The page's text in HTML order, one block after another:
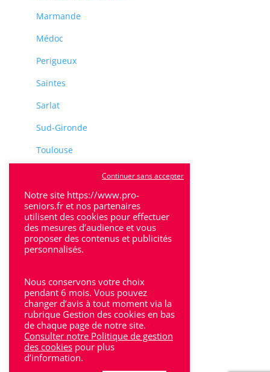
Marmande
Médoc
Perigueux
Saintes
Sarlat
Sud-Gironde
Toulouse
Villeneuve-Sur-Lot
Bron
Lyon
Lyon 6
Villeurbanne
Notre site https://www.pro-
seniors.fr et nos partenaires
utilisent des cookies pour effectuer
des mesures d’audience et vous
proposer des contenus et publicités
personnalisés.
Nous conservons votre choix
pendant 6 mois. Vous pouvez
changer d’avis à tout moment via la
rubrique Gestion des cookies en bas
de chaque page de notre site.
Consulter notre Politique de gestion
des cookies pour plus
d’information.
Continuer sans accepter